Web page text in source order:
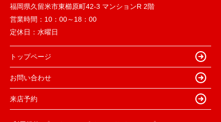
福岡県久留米市東櫛原町42-3 マンションR 2階
営業時間： 10：00～18：00
定休日： 水曜日
トップページ
お問い合わせ
来店予約